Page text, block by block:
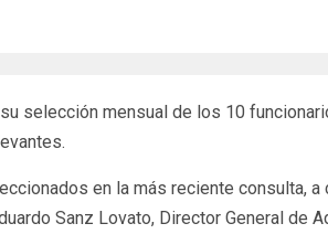
selección mensual de los 10
en la más reciente consulta,
Sanz Lovato, Director General de